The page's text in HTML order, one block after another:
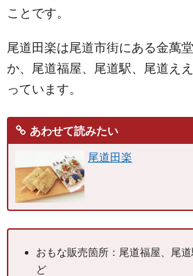
ことです。
尾道田楽は尾道市街にある金萬
か、尾道福屋、尾道駅、尾道え
っています。
あわせて読みたい
尾道田楽
おもな販売箇所：尾道福屋、尾
ど